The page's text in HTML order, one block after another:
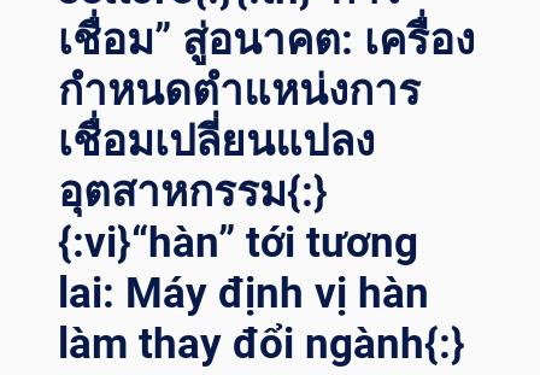
SO
UDAGE : UN
OU
TIL TR
ANCHANT PO
UR RÉ
ALISER UN
UDAGE EF
PR
ÉCIS ET
VO
เชื่อม” สู่อนาคต: เครื่อง
กำหนดตำแหน่งการ
เชื่อมเปลี่ยนแปลง
อุตสาหกรรม{:}
{:vi}“hàn” tới tương
lai: Máy định vị hàn
làm thay đổi ngành{:}